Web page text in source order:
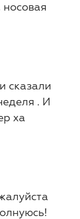
носовая
сказали
. И
ха